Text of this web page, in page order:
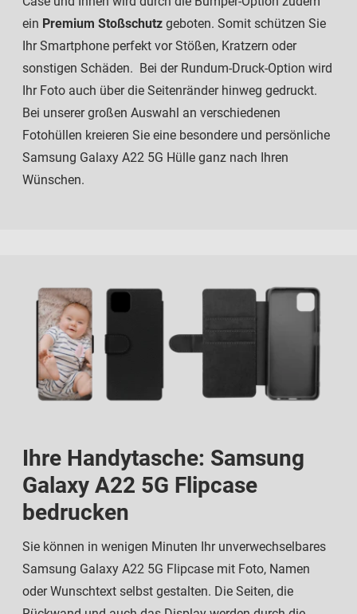
ein Premium Stoßschutz geboten. Somit schützen Sie
Ihr Smartphone perfekt vor Stößen, Kratzern oder
sonstigen Schäden. Bei der Rundum-Druck-Option wird
Ihr Foto auch über die Seitenränder hinweg gedruckt.
Bei unserer großen Auswahl an verschiedenen
Fotohüllen kreieren Sie eine besondere und persönliche
Samsung Galaxy A22 5G Hülle ganz nach Ihren
Wünschen.
Ihre Handytasche: Samsung
Galaxy A22 5G Flipcase
bedrucken
Sie können in wenigen Minuten Ihr unverwechselbares
Samsung Galaxy A22 5G Flipcase mit Foto, Namen
oder Wunschtext selbst gestalten. Die Seiten, die